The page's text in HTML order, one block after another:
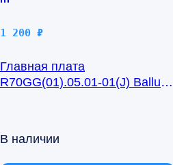
1 200 ₽
Главная плата
R70GG(01).05.01-01(J) Ballu
В наличии